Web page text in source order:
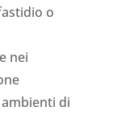
o
nei
di